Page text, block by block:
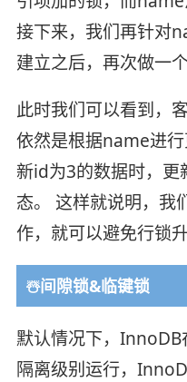
接下来，我们再针对
建立之后，再次做一个
此时我们可以看到，
依然是根据name进
新id为3的数据时，更
态。 这样就说明，我
作，就可以避免行锁
☃️间隙锁&临键锁
默认情况下，InnoDB
隔离级别运行，